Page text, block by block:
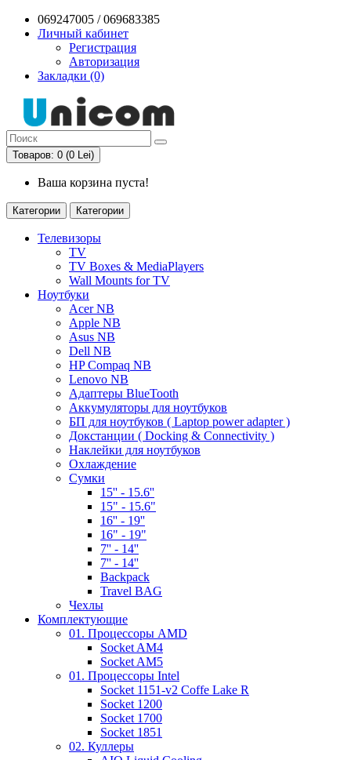
069247005 / 069683385
Личный кабинет
Регистрация
Авторизация
Закладки (0)
Товаров: 0 (0 Lei)
Ваша корзина пуста!
Категории Категории
Телевизоры
TV
TV Boxes & MediaPlayers
Wall Mounts for TV
Ноутбуки
Acer NB
Apple NB
Asus NB
Dell NB
HP Compaq NB
Lenovo NB
Адаптеры BlueTooth
Аккумуляторы для ноутбуков
БП для ноутбуков ( Laptop power adapter )
Докстанции ( Docking & Connectivity )
Наклейки для ноутбуков
Охлаждение
Сумки
15'' - 15.6''
15" - 15.6"
16'' - 19''
16" - 19"
7'' - 14''
7'' - 14''
Backpack
Travel BAG
Чехлы
Комплектующие
01. Процессоры AMD
Socket AM4
Socket AM5
01. Процессоры Intel
Socket 1151-v2 Coffe Lake R
Socket 1200
Socket 1700
Socket 1851
02. Куллеры